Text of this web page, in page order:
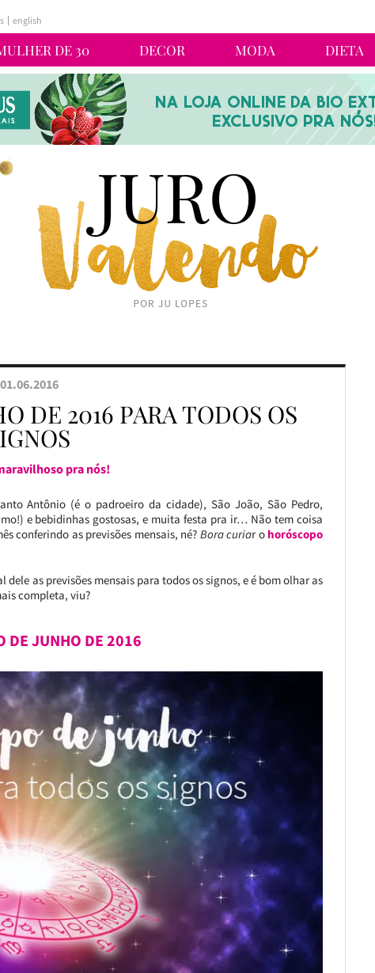
DE 30 DECOR MODA DIETA
english
01.06.2016
DE 2016 PARA TODOS OS
pra nós!
Antônio (é o padroeiro da cidade), São João, São Pedro,
e bebidinhas gostosas, e muita festa pra ir… Não tem coisa
conferindo as previsões mensais, né? Bora curiar o horóscopo
dele as previsões mensais para todos os signos, e é bom olhar as
completa, viu?
DE JUNHO DE 2016